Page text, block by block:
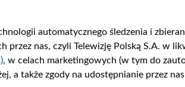
06 SIERPNIA 2026 WOJNA
automatycznego śledzenia i
nas, czyli Telewizję Polską S.A. w
, w celach marketingowych (w tym do
a także zgody na udostępnianie przez